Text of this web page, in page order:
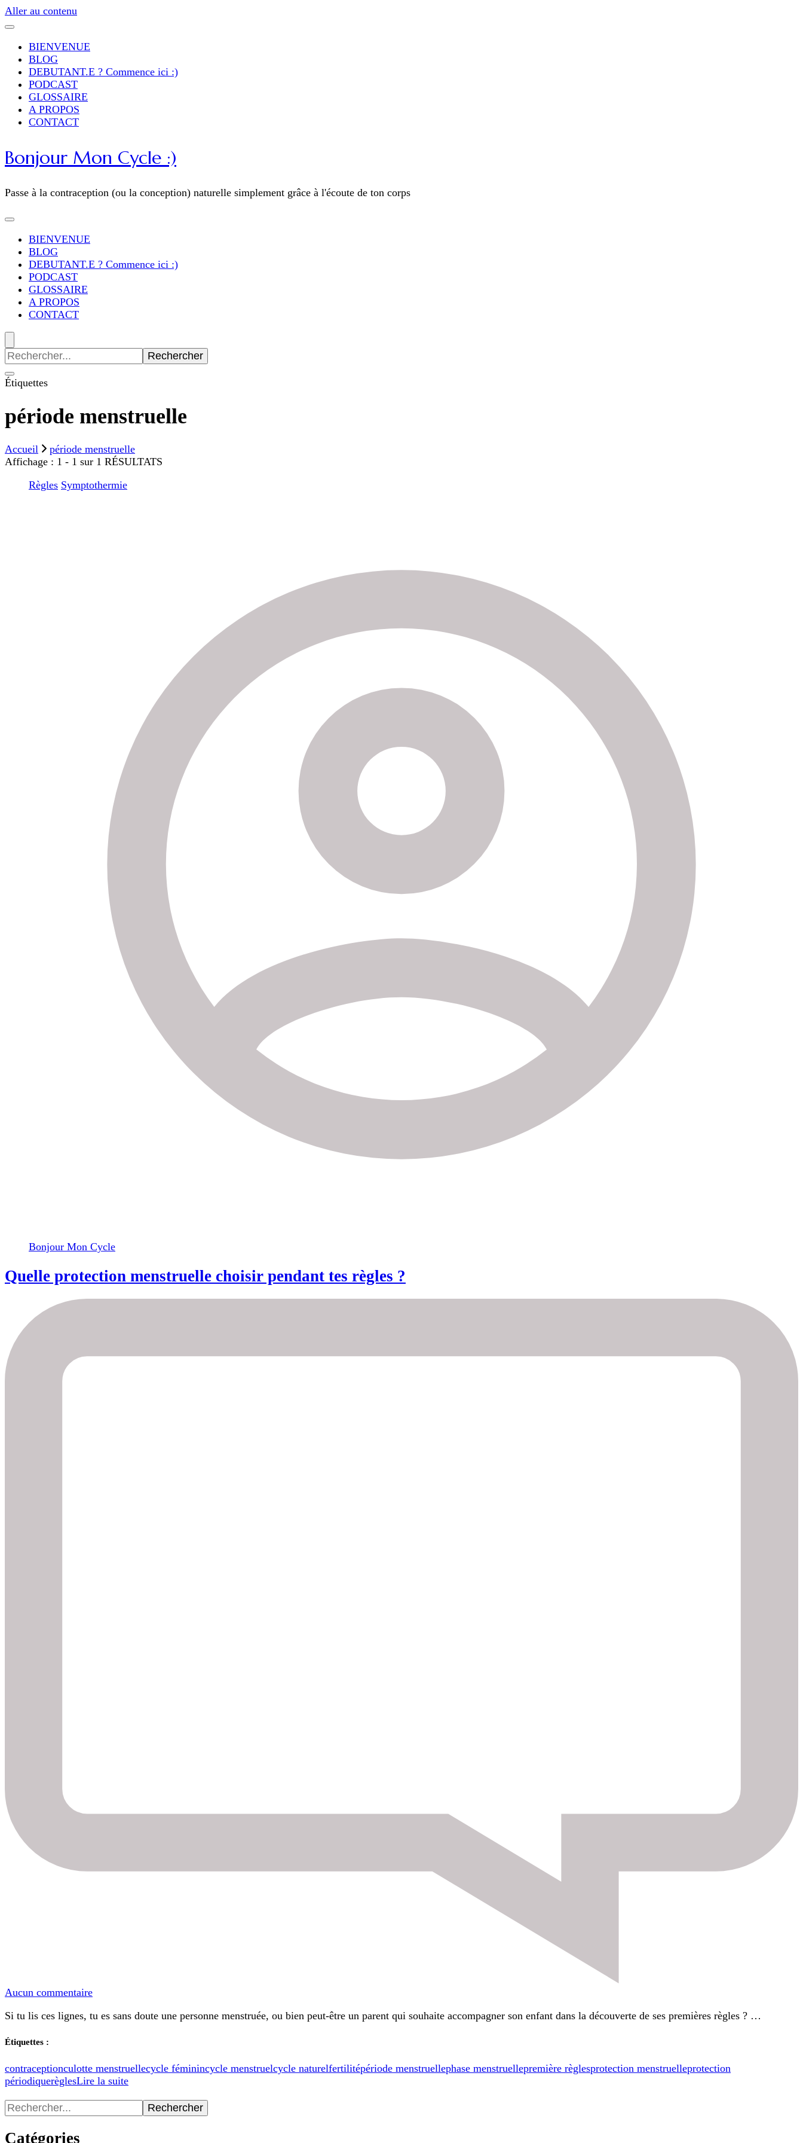
Aller au contenu
BIENVENUE
BLOG
DEBUTANT.E ? Commence ici :)
PODCAST
GLOSSAIRE
A PROPOS
CONTACT
Bonjour Mon Cycle :)
Passe à la contraception (ou la conception) naturelle simplement grâce à l'écoute de ton corps
BIENVENUE
BLOG
DEBUTANT.E ? Commence ici :)
PODCAST
GLOSSAIRE
A PROPOS
CONTACT
Recherche
pour
:Étiquettes
période menstruelle
Accueil
période menstruelle
Affichage : 1 - 1 sur 1 RÉSULTATS
Règles Symptothermie
Bonjour Mon Cycle
Quelle protection menstruelle choisir pendant tes règles ?
Aucun commentaireQuelle
menstruelle
règles
?
Si tu lis ces lignes, tu es sans doute une personne menstruée, ou bien peut-être un parent qui souhaite accompagner son enfant dans la découverte de ses premières règles ? …
Étiquettes :
contraceptionculotte menstruellecycle féminincycle menstruelcycle naturelfertilitépériode menstruellephase menstruellepremière règlesprotection menstruelleprotection
périodiquerèglesLire la suite
Recherche
pour
Catégories